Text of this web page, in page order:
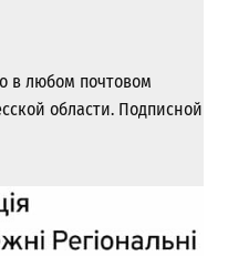
в любом почтовом
области. Подписной